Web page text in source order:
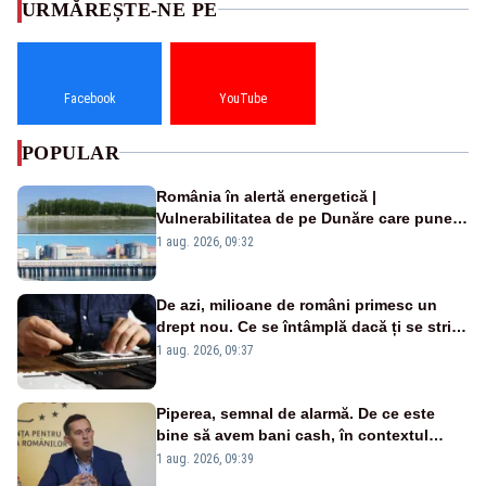
URMĂREȘTE-NE PE
Facebook YouTube
POPULAR
România în alertă energetică |
Vulnerabilitatea de pe Dunăre care pune
în pericol Centrala Cernavodă era
1 aug. 2026, 09:32
De azi, milioane de români primesc un
drept nou. Ce se întâmplă dacă ți se strică
un produs
1 aug. 2026, 09:37
Piperea, semnal de alarmă. De ce este
bine să avem bani cash, în contextul
alertei energetice?
1 aug. 2026, 09:39